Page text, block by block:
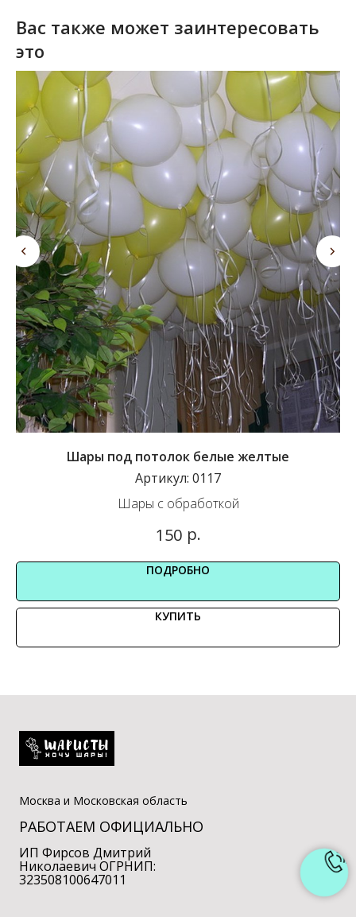
Вас также может заинтересовать
это
Шары под потолок белые желтые
Артикул: 0117
Шары с обработкой
150 р.
ПОДРОБНО
КУПИТЬ
Москва и Московская область
РАБОТАЕМ ОФИЦИАЛЬНО
ИП Фирсов Дмитрий
Николаевич ОГРНИП:
323508100647011